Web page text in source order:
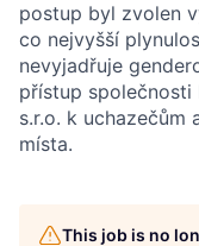
postup byl zvolen
co nejvyšší
nevyjadřuje
přístup společnosti
s.r.o. k uchazečům
místa.
This job is no